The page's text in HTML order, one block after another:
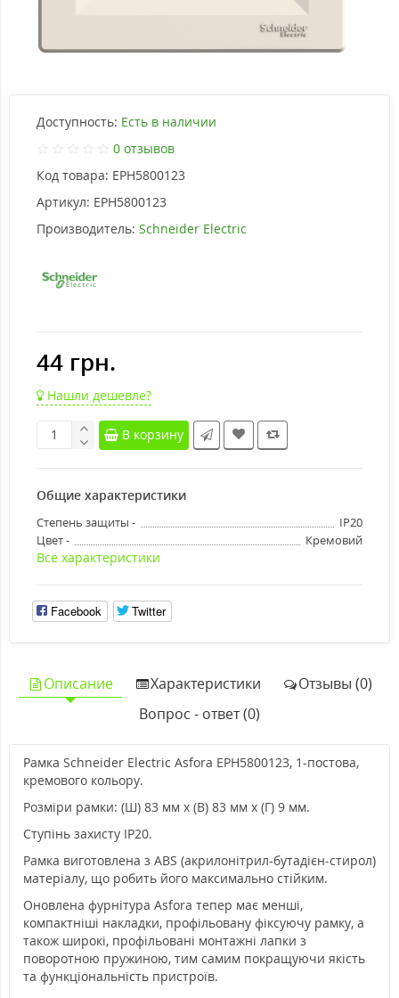
Доступность: Есть в наличии
0 отзывов
Код товара: EPH5800123
Артикул: EPH5800123
Производитель: Schneider Electric
44 грн.
Нашли дешевле?
В корзину
Общие характеристики
Степень защиты -
IP20
Цвет -
Кремовий
Все характеристики
Facebook Twitter
Описание Характеристики
Отзывы (0)
Вопрос - ответ (0)
Рамка Schneider Electric Asfora EPH5800123, 1-постова,
кремового кольору.
Розміри рамки: (Ш) 83 мм x (В) 83 мм x (Г) 9 мм.
Ступінь захисту IP20.
Рамка виготовлена з ABS (акрилонітрил-бутадієн-стирол)
матеріалу, що робить його максимально стійким.
Оновлена фурнітура Asfora тепер має менші,
компактніші накладки, профільовану фіксуючу рамку, а
також широкі, профільовані монтажні лапки з
поворотною пружиною, тим самим покращуючи якість
та функціональність пристроїв.